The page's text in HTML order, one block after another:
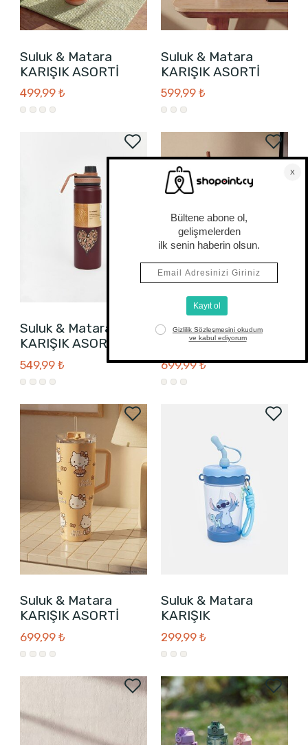
Suluk & Matara
KARIŞIK ASORTİ
499,99 ₺
Suluk & Matara
KARIŞIK ASORTİ
599,99 ₺
Suluk & Matara
KARIŞIK ASORTİ
549,99 ₺
Suluk & Matara
KARIŞIK ASORTİ
699,99 ₺
Suluk & Matara
KARIŞIK ASORTİ
699,99 ₺
Suluk & Matara
KARIŞIK
299,99 ₺